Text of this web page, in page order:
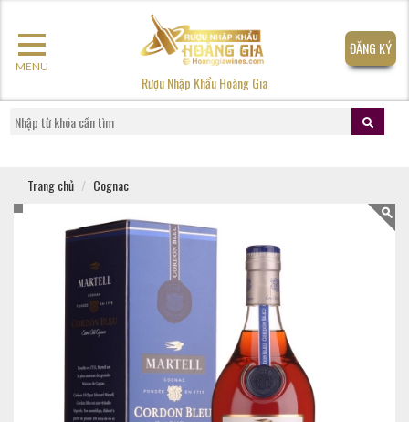
MENU
Rượu Nhập Khẩu Hoàng Gia
ĐĂNG KÝ
Trang chủ Cognac